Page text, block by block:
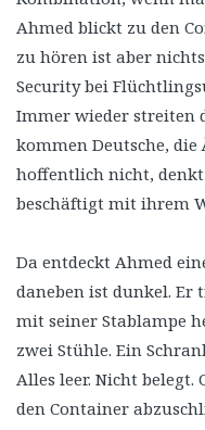
Ahmed blickt zu den
zu hören ist aber
Security bei
Immer wieder streiten
kommen Deutsche,
hoffentlich nicht, denkt
beschäftigt mit ihrem
Da entdeckt Ahmed
daneben ist dunkel.
mit seiner Stablampe
zwei Stühle. Ein
Alles leer. Nicht belegt.
den Container